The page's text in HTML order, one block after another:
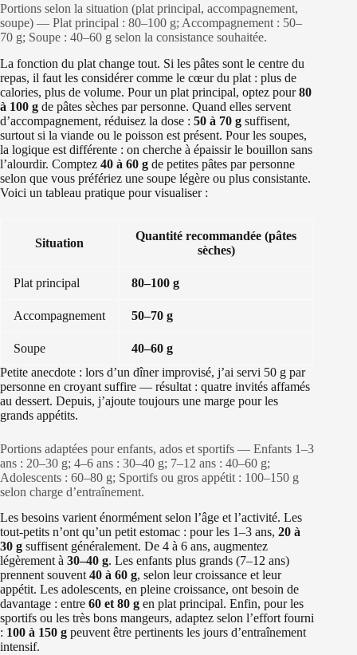
Portions selon la situation (plat principal, accompagnement,
soupe) — Plat principal : 80–100 g; Accompagnement : 50–
70 g; Soupe : 40–60 g selon la consistance souhaitée.
La fonction du plat change tout. Si les pâtes sont le centre du
repas, il faut les considérer comme le cœur du plat : plus de
calories, plus de volume. Pour un plat principal, optez pour80
à 100 g de pâtes sèches par personne. Quand elles servent
d’accompagnement, réduisez la dose : 50 à 70 g suffisent,
surtout si la viande ou le poisson est présent. Pour les soupes,
la logique est différente : on cherche à épaissir le bouillon sans
l’alourdir. Comptez 40 à 60 g de petites pâtes par personne
selon que vous préfériez une soupe légère ou plus consistante.
Voici un tableau pratique pour visualiser :
Situation
Quantité recommandée (pâtes
sèches)
Plat principal 80–100 g
Accompagnement 50–70 g
Soupe
40–60 g
Petite anecdote : lors d’un dîner improvisé, j’ai servi 50 g par
personne en croyant suffire — résultat : quatre invités affamés
au dessert. Depuis, j’ajoute toujours une marge pour les
grands appétits.
Portions adaptées pour enfants, ados et sportifs — Enfants 1–3
ans : 20–30 g; 4–6 ans : 30–40 g; 7–12 ans : 40–60 g;
Adolescents : 60–80 g; Sportifs ou gros appétit : 100–150 g
selon charge d’entraînement.
Les besoins varient énormément selon l’âge et l’activité. Les
tout-petits n’ont qu’un petit estomac : pour les 1–3 ans, 20 à
30 g suffisent généralement. De 4 à 6 ans, augmentez
légèrement à 30–40 g. Les enfants plus grands (7–12 ans)
prennent souvent40 à 60 g, selon leur croissance et leur
appétit. Les adolescents, en pleine croissance, ont besoin de
davantage : entre 60 et 80 g en plat principal. Enfin, pour les
sportifs ou les très bons mangeurs, adaptez selon l’effort fourni
: 100 à 150 g peuvent être pertinents les jours d’entraînement
intensif.